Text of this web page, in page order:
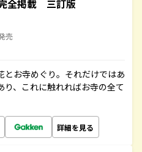
全掲載 三訂版
売
お寺めぐり。それだけではあ
り、これに触れればお寺の全て
詳細を見る